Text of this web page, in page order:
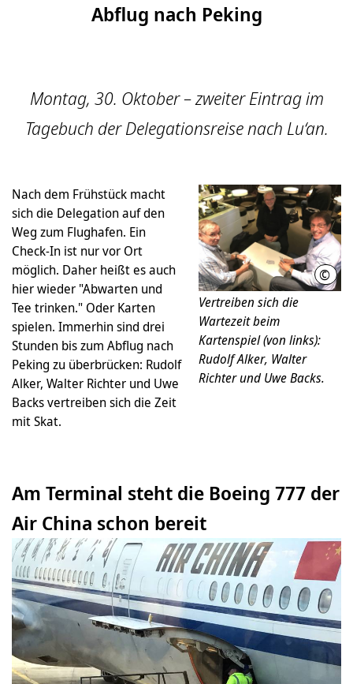
Abflug nach Peking
Montag, 30. Oktober – zweiter Eintrag im
Tagebuch der Delegationsreise nach Lu‘an.
©
Vertreiben sich die
Wartezeit beim
Kartenspiel (von links):
Rudolf Alker, Walter
Richter und Uwe Backs.
Nach dem Frühstück macht
sich die Delegation auf den
Weg zum Flughafen. Ein
Check-In ist nur vor Ort
möglich. Daher heißt es auch
hier wieder "Abwarten und
Tee trinken." Oder Karten
spielen. Immerhin sind drei
Stunden bis zum Abflug nach
Peking zu überbrücken: Rudolf
Alker, Walter Richter und Uwe
Backs vertreiben sich die Zeit
mit Skat.
Am Terminal steht die Boeing 777 der
Air China schon bereit